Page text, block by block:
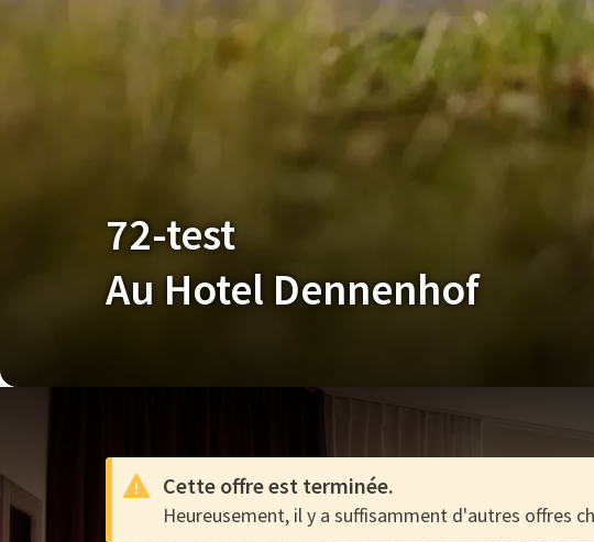
72-test
Au Hotel Dennenhof
Cette offre est terminée.
Heureusement, il y a suffisamment d'autres offres